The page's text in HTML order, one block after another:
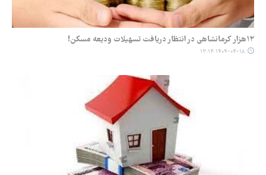
۱۲هزار کرمانشاهی در انتظار دریافت تسهیلات ودیعه مسکن‌!
۱۴۰۴-۰۴-۱۸ ۱۳:۱۴